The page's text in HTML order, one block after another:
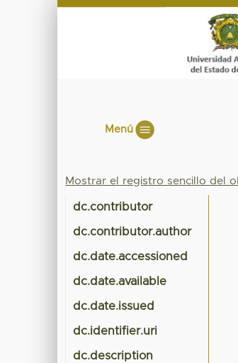
Menú
Mostrar el registro sencillo del
dc.contributor
dc.contributor.author
dc.date.accessioned
dc.date.available
dc.date.issued
dc.identifier.uri
dc.description